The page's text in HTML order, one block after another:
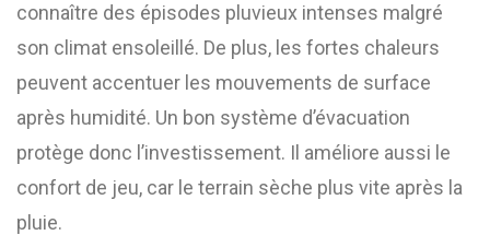
connaître des épisodes pluvieux intenses malgré
son climat ensoleillé. De plus, les fortes chaleurs
peuvent accentuer les mouvements de surface
après humidité. Un bon système d’évacuation
protège donc l’investissement. Il améliore aussi le
confort de jeu, car le terrain sèche plus vite après la
pluie.